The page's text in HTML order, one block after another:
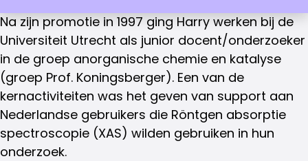
Na zijn promotie in 1997 ging Harry werken bij de
Universiteit Utrecht als junior docent/onderzoeker
in de groep anorganische chemie en katalyse
(groep Prof. Koningsberger). Een van de
kernactiviteiten was het geven van support aan
Nederlandse gebruikers die Röntgen absorptie
spectroscopie (XAS) wilden gebruiken in hun
onderzoek.